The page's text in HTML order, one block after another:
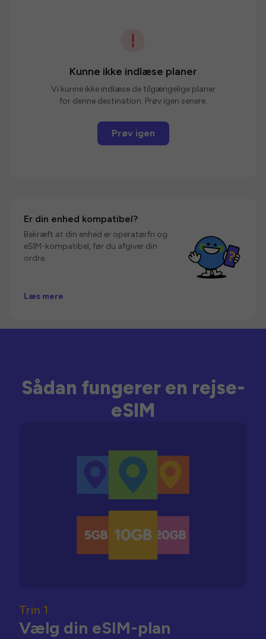
Kunne ikke indlæse planer
Vi kunne ikke indlæse de tilgængelige planer
for denne destination. Prøv igen senere.
Prøv igen
Er din enhed kompatibel?
Bekræft at din enhed er operatørfri og
eSIM-kompatibel, før du afgiver din
ordre.
Læs mere
Sådan fungerer en rejse-
eSIM
Trin 1
Vælg din eSIM-plan